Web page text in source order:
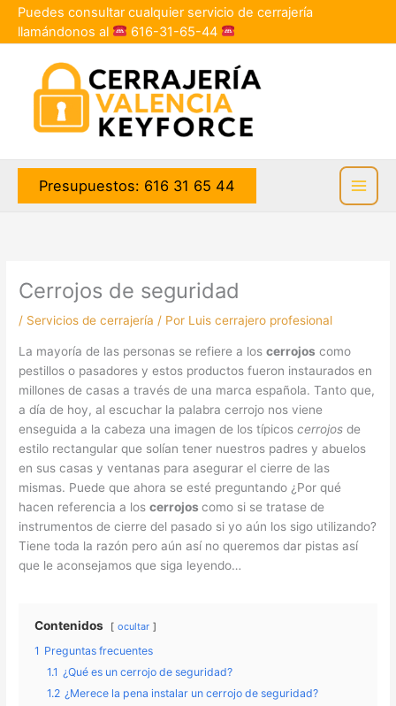
contenido
Puedes consultar cualquier servicio de cerrajería
llamándonos al
616-31-65-44
Presupuestos: 616 31 65 44
Cerrojos de seguridad
/ Servicios de cerrajería / Por Luis cerrajero profesional
La mayoría de las personas se refiere a loscerrojos como
pestillos o pasadores y estos productos fueron instaurados en
millones de casas a través de una marca española. Tanto que,
a día de hoy, al escuchar la palabra cerrojo nos viene
enseguida a la cabeza una imagen de los típicoscerrojos de
estilo rectangular que solían tener nuestros padres y abuelos
en sus casas y ventanas para asegurar el cierre de las
mismas. Puede que ahora se esté preguntando ¿Por qué
hacen referencia a loscerrojoscomo si se tratase de
instrumentos de cierre del pasado si yo aún los sigo utilizando?
Tiene toda la razón pero aún así no queremos dar pistas así
que le aconsejamos que siga leyendo…
Contenidos ocultar
1 Preguntas frecuentes
1.1 ¿Qué es un cerrojo de seguridad?
1.2 ¿Merece la pena instalar un cerrojo de seguridad?